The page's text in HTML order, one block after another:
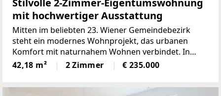
mit hochwertiger Ausstattung
Mitten im beliebten 23. Wiener Gemeindebezirk
steht ein modernes Wohnprojekt, das urbanen
Komfort mit naturnahem Wohnen verbindet. In
ruhiger Grünlage zwischen dem Liesingbach, dem
Maurer Wald und der Perchtoldsdorfer Heide bietet
42,18 m² 2 Zimmer € 235.000